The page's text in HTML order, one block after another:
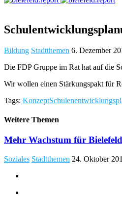
Bildung Stadtthemen 6. Dezember
Die FDP Gruppe im Rat hat auf die
Wir wollen einen Stärkungspakt für
Tags: Konzept
Weitere Themen
Mehr Wachstum für Bielefeld
Soziales Stadtthemen 24. Oktober